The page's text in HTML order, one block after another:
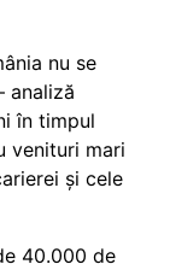
nu se
analiză
în timpul
venituri mari
și cele
40.000 de